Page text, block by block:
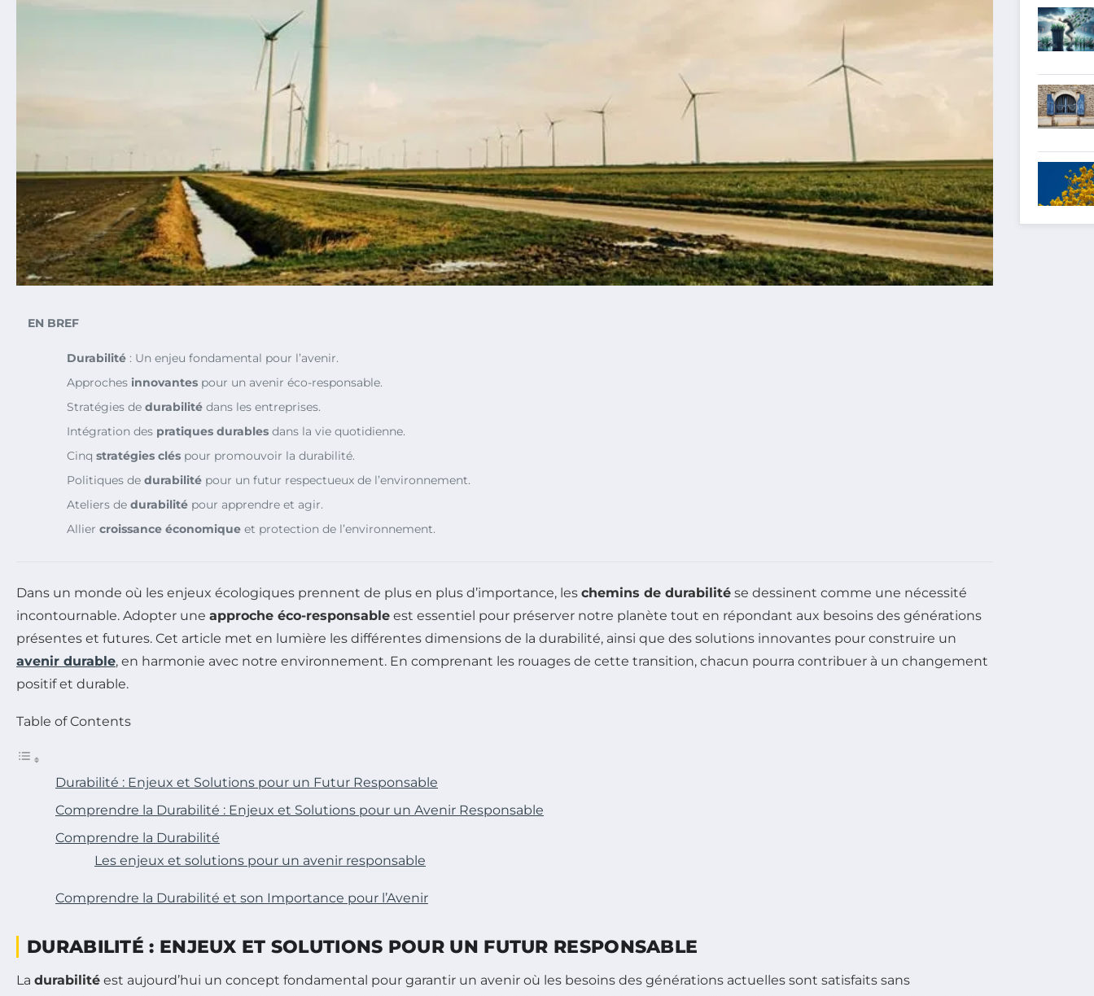
EN BREF
Durabilité : Un enjeu fondamental pour l’avenir.
Approches innovantes pour un avenir éco-responsable.
Stratégies de durabilité dans les entreprises.
Intégration des pratiques durables dans la vie quotidienne.
Cinq stratégies clés pour promouvoir la durabilité.
Politiques de durabilité pour un futur respectueux de l’environnement.
Ateliers de durabilité pour apprendre et agir.
Allier croissance économique et protection de l’environnement.
Dans un monde où les enjeux écologiques prennent de plus en plus d’importance, les chemins de durabilité se dessinent comme une nécessité
incontournable. Adopter une approche éco-responsable est essentiel pour préserver notre planète tout en répondant aux besoins des générations
présentes et futures. Cet article met en lumière les différentes dimensions de la durabilité, ainsi que des solutions innovantes pour construire un
avenir durable, en harmonie avec notre environnement. En comprenant les rouages de cette transition, chacun pourra contribuer à un changement
positif et durable.
Table of Contents
Durabilité : Enjeux et Solutions pour un Futur Responsable
Comprendre la Durabilité : Enjeux et Solutions pour un Avenir Responsable
Comprendre la Durabilité
Les enjeux et solutions pour un avenir responsable
Comprendre la Durabilité et son Importance pour l’Avenir
DURABILITÉ : ENJEUX ET SOLUTIONS POUR UN FUTUR RESPONSABLE
La durabilité est aujourd’hui un concept fondamental pour garantir un avenir où les besoins des générations actuelles sont satisfaits sans